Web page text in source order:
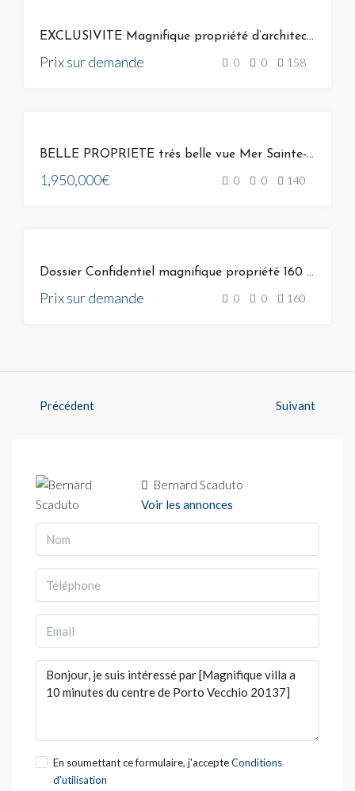
EXCLUSIVITE Magnifique propriété d’architecte unique à Bonifacio sur Golf de Spérone Corse
Prix sur demande 0 0 158
BELLE PROPRIÉTÉ trés belle vue Mer Sainte-Lucie-de-Porto-Vecchio
1,950,000€ 0 0 140
Dossier Confidentiel magnifique propriété 160 m² vue mer proche golf de spérone bonifacio 20169
Prix sur demande 0 0 160
Précédent Suivant
Bernard Scaduto
Voir les annonces
En soumettant ce formulaire, j'accepteConditions
d'utilisation